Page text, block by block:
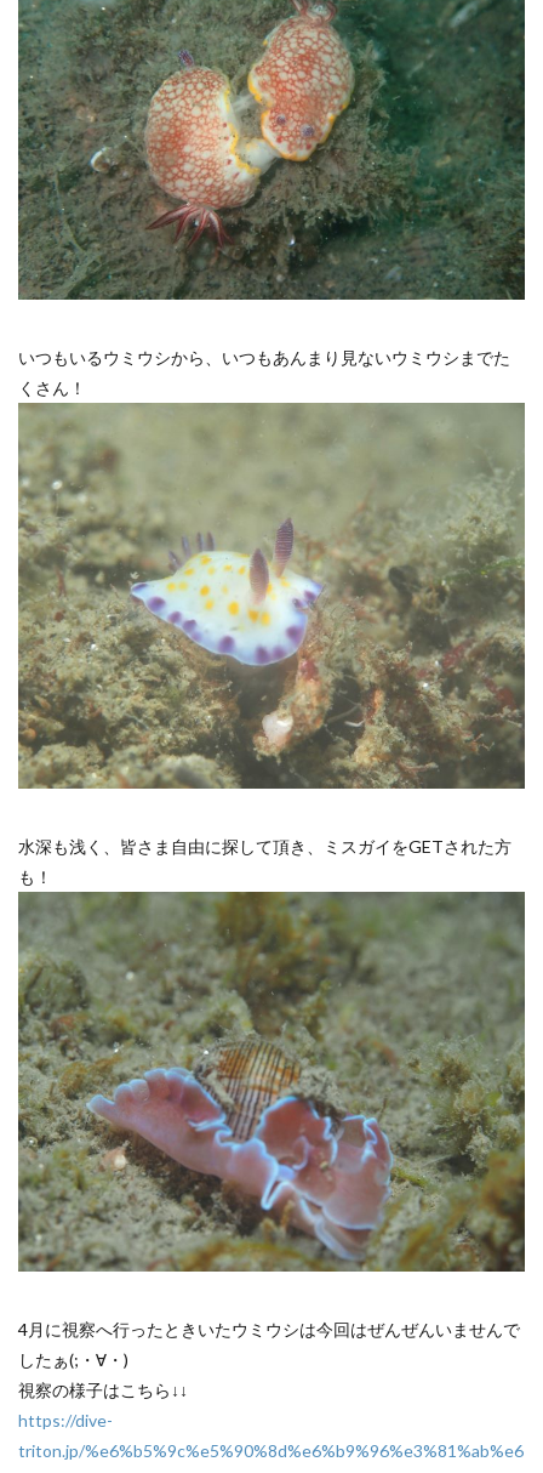
いつもいるウミウシから、いつもあんまり見ないウミウシまでた
くさん！
水深も浅く、皆さま自由に探して頂き、ミスガイをGETされた方
も！
4月に視察へ行ったときいたウミウシは今回はぜんぜんいませんで
したぁ(;・∀・)
視察の様子はこちら↓↓
https://dive-
triton.jp/%e6%b5%9c%e5%90%8d%e6%b9%96%e3%81%ab%e6